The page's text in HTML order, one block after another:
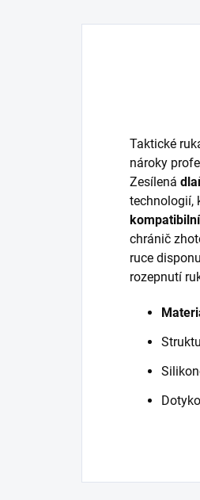
Taktické
nároky
Zesílená
technologií,
chránič
ruce
rozepnutí